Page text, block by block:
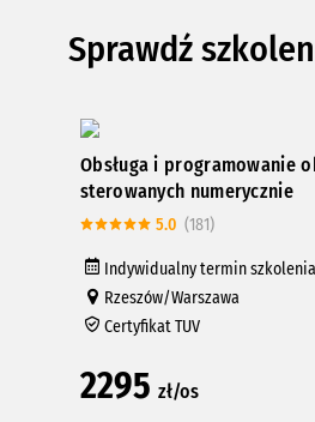
Sprawdź
Obsługa i programowanie
sterowanych numerycznie
5.0 (181)
Indywidualny termin szkolenia
Rzeszów/Warszawa
Certyfikat TUV
2295 zł/os